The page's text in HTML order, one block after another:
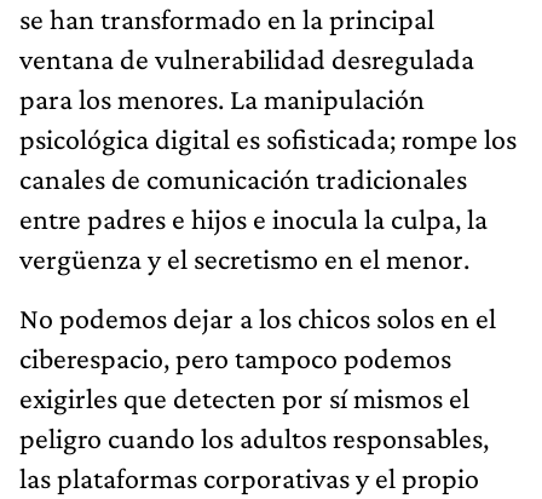
se han transformado en la principal
ventana de vulnerabilidad desregulada
para los menores. La manipulación
psicológica digital es sofisticada; rompe los
canales de comunicación tradicionales
entre padres e hijos e inocula la culpa, la
vergüenza y el secretismo en el menor.
No podemos dejar a los chicos solos en el
ciberespacio, pero tampoco podemos
exigirles que detecten por sí mismos el
peligro cuando los adultos responsables,
las plataformas corporativas y el propio